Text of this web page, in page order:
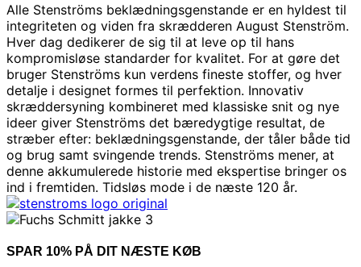
Alle Stenströms beklædningsgenstande er en hyldest til
integriteten og viden fra skrædderen August Stenström.
Hver dag dedikerer de sig til at leve op til hans
kompromisløse standarder for kvalitet. For at gøre det
bruger Stenströms kun verdens fineste stoffer, og hver
detalje i designet formes til perfektion. Innovativ
skræddersyning kombineret med klassiske snit og nye
ideer giver Stenströms det bæredygtige resultat, de
stræber efter: beklædningsgenstande, der tåler både tid
og brug samt svingende trends. Stenströms mener, ​​at
denne akkumulerede historie med ekspertise bringer os
ind i fremtiden. Tidsløs mode i de næste 120 år.
SPAR 10% PÅ DIT NÆSTE KØB